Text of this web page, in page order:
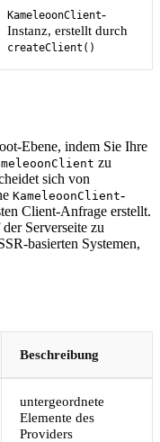
KameleoonClient-
Instanz, erstellt durch
createClient()
Ebene, indem Sie Ihre
zu
sich von
KameleoonClient-
Client-Anfrage erstellt.
Serverseite zu
basierten Systemen,
Beschreibung
untergeordnete
Elemente des
Providers